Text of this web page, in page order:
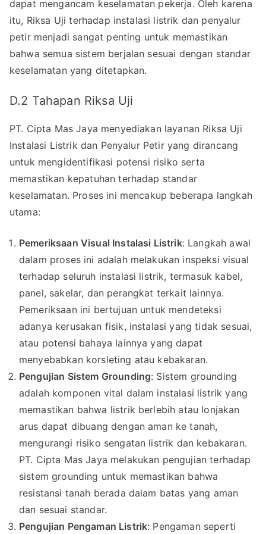
dapat mengancam keselamatan pekerja. Oleh karena
itu, Riksa Uji terhadap instalasi listrik dan penyalur
petir menjadi sangat penting untuk memastikan
bahwa semua sistem berjalan sesuai dengan standar
keselamatan yang ditetapkan.
D.2 Tahapan Riksa Uji
PT. Cipta Mas Jaya menyediakan layanan Riksa Uji
Instalasi Listrik dan Penyalur Petir yang dirancang
untuk mengidentifikasi potensi risiko serta
memastikan kepatuhan terhadap standar
keselamatan. Proses ini mencakup beberapa langkah
utama:
Pemeriksaan Visual Instalasi Listrik: Langkah awal
dalam proses ini adalah melakukan inspeksi visual
terhadap seluruh instalasi listrik, termasuk kabel,
panel, sakelar, dan perangkat terkait lainnya.
Pemeriksaan ini bertujuan untuk mendeteksi
adanya kerusakan fisik, instalasi yang tidak sesuai,
atau potensi bahaya lainnya yang dapat
menyebabkan korsleting atau kebakaran.
Pengujian Sistem Grounding: Sistem grounding
adalah komponen vital dalam instalasi listrik yang
memastikan bahwa listrik berlebih atau lonjakan
arus dapat dibuang dengan aman ke tanah,
mengurangi risiko sengatan listrik dan kebakaran.
PT. Cipta Mas Jaya melakukan pengujian terhadap
sistem grounding untuk memastikan bahwa
resistansi tanah berada dalam batas yang aman
dan sesuai standar.
Pengujian Pengaman Listrik: Pengaman seperti